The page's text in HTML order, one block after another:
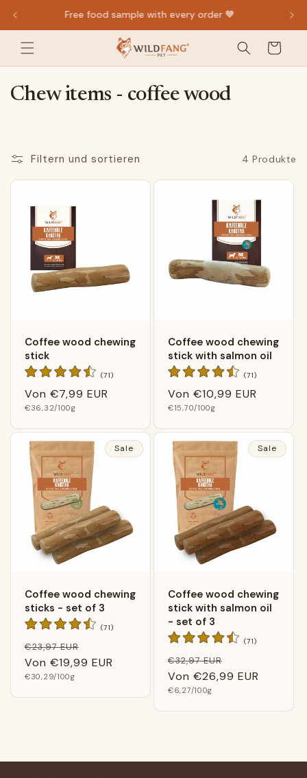
Inhalt
4.75★ at Trusted Shops
Warenkorb
K
e
g
Chew items - coffee wood
Filtern und sortieren 4 Produkte
Coffee wood chewing
stick
(71)71
Normaler
Preis
Von €7,99 EUR
Grundpreis
€36,32/100g
Coffee wood chewing
stick with salmon oil
(71)71
Normaler
Preis
Von €10,99 EUR
Grundpreis
€15,70/100g
Sale
Coffee wood chewing
sticks - set of 3
(71)71
Normaler
Preis
€23,97 EUR
Von €19,99 EUR
Grundpreis
€30,29/100g
Sale
Coffee wood chewing
stick with salmon oil
- set of 3
(71)71
Normaler
Preis
€32,97 EUR
Von €26,99 EUR
Grundpreis
€6,27/100g